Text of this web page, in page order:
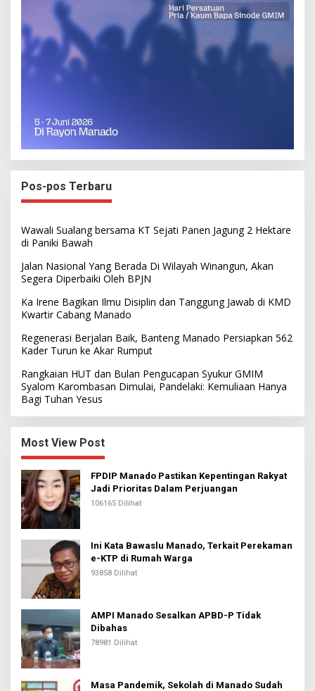
Pos-pos Terbaru
Wawali Sualang bersama KT Sejati Panen Jagung 2 Hektare
di Paniki Bawah
Jalan Nasional Yang Berada Di Wilayah Winangun, Akan
Segera Diperbaiki Oleh BPJN
Ka Irene Bagikan Ilmu Disiplin dan Tanggung Jawab di KMD
Kwartir Cabang Manado
Regenerasi Berjalan Baik, Banteng Manado Persiapkan 562
Kader Turun ke Akar Rumput
Rangkaian HUT dan Bulan Pengucapan Syukur GMIM
Syalom Karombasan Dimulai, Pandelaki: Kemuliaan Hanya
Bagi Tuhan Yesus
Most View Post
FPDIP Manado Pastikan Kepentingan Rakyat
Jadi Prioritas Dalam Perjuangan
106165 Dilihat
Ini Kata Bawaslu Manado, Terkait Perekaman
e-KTP di Rumah Warga
93858 Dilihat
AMPI Manado Sesalkan APBD-P Tidak
Dibahas
78981 Dilihat
Masa Pandemik, Sekolah di Manado Sudah